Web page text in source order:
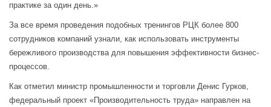
практике за один день.»
За все время проведения подобных тренингов РЦК более 800
сотрудников компаний узнали, как использовать инструменты
бережливого производства для повышения эффективности бизнес-
процессов.
Как отметил министр промышленности и торговли Денис Гурков,
федеральный проект «Производительность труда» направлен на